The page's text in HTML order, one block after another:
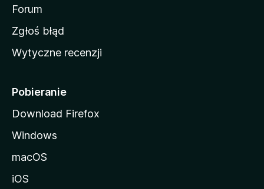
o
z
l
i
Forum
Zgłoś błąd
Wytyczne recenzji
Pobieranie
Download Firefox
Windows
macOS
iOS